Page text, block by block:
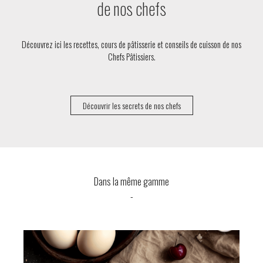
de nos chefs
Découvrez ici les recettes, cours de pâtisserie et conseils de cuisson de nos
Chefs Pâtissiers.
Découvrir les secrets de nos chefs
Dans la même gamme